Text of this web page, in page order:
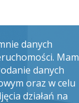
danych
Mam
danych
oraz w celu
działań na